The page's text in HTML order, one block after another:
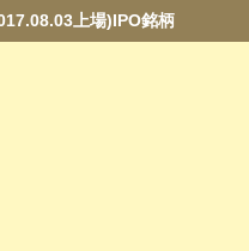
上場)IPO銘柄